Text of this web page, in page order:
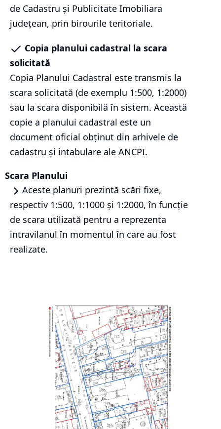
de Cadastru și Publicitate Imobiliara
județean, prin birourile teritoriale.
Copia planului cadastral la scara
solicitată
Copia Planului Cadastral este transmis la
scara solicitată (de exemplu 1:500, 1:2000)
sau la scara disponibilă în sistem. Această
copie a planului cadastral este un
document oficial obținut din arhivele de
cadastru și intabulare ale ANCPI.
Scara Planului
Aceste planuri prezintă scări fixe,
respectiv 1:500, 1:1000 și 1:2000, în funcție
de scara utilizată pentru a reprezenta
intravilanul în momentul în care au fost
realizate.